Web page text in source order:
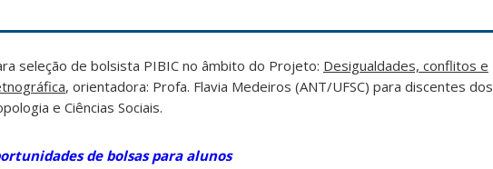
seleção de bolsista PIBIC no âmbito do Projeto: Desigualdades, conflitos e
, orientadora: Profa. Flavia Medeiros (ANT/UFSC) para discentes dos
e Ciências Sociais.
de bolsas para alunos